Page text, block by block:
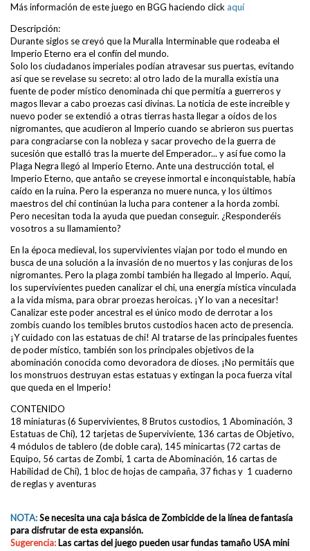
Más información de este juego en BGG haciendo click aquí
Descripción:
Durante siglos se creyó que la Muralla Interminable que rodeaba el
Imperio Eterno era el confín del mundo.
Solo los ciudadanos imperiales podían atravesar sus puertas, evitando
así que se revelase su secreto: al otro lado de la muralla existía una
fuente de poder místico denominada chi que permitía a guerreros y
magos llevar a cabo proezas casi divinas. La noticia de este increíble y
nuevo poder se extendió a otras tierras hasta llegar a oídos de los
nigromantes, que acudieron al Imperio cuando se abrieron sus puertas
para congraciarse con la nobleza y sacar provecho de la guerra de
sucesión que estalló tras la muerte del Emperador... y así fue como la
Plaga Negra llegó al Imperio Eterno. Ante una destrucción total, el
Imperio Eterno, que antaño se creyese inmortal e inconquistable, había
caído en la ruina. Pero la esperanza no muere nunca, y los últimos
maestros del chi continúan la lucha para contener a la horda zombi.
Pero necesitan toda la ayuda que puedan conseguir. ¿Responderéis
vosotros a su llamamiento?
En la época medieval, los supervivientes viajan por todo el mundo en
busca de una solución a la invasión de no muertos y las conjuras de los
nigromantes. Pero la plaga zombi también ha llegado al Imperio. Aquí,
los supervivientes pueden canalizar el chi, una energía mística vinculada
a la vida misma, para obrar proezas heroicas. ¡Y lo van a necesitar!
Canalizar este poder ancestral es el único modo de derrotar a los
zombis cuando los temibles brutos custodios hacen acto de presencia.
¡Y cuidado con las estatuas de chi! Al tratarse de las principales fuentes
de poder místico, también son los principales objetivos de la
abominación conocida como devoradora de dioses. ¡No permitáis que
los monstruos destruyan estas estatuas y extingan la poca fuerza vital
que queda en el Imperio!
CONTENIDO
18 miniaturas (6 Supervivientes, 8 Brutos custodios, 1 Abominación, 3
Estatuas de Chi), 12 tarjetas de Superviviente, 136 cartas de Objetivo,
4 módulos de tablero (de doble cara), 145 minicartas (72 cartas de
Equipo, 56 cartas de Zombi, 1 carta de Abominación, 16 cartas de
Habilidad de Chi), 1 bloc de hojas de campaña, 37 fichas y 1 cuaderno
de reglas y aventuras
NOTA:Se necesita una caja básica de Zombicide de la línea de fantasía
para disfrutar de esta expansión.
Sugerencia: Las cartas del juego pueden usarfundas tamaño USA mini